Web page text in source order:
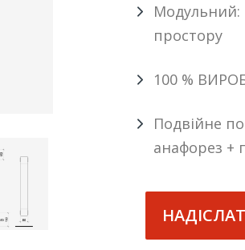
Модульний:
простору
100 %
Подвійне
анафорез +